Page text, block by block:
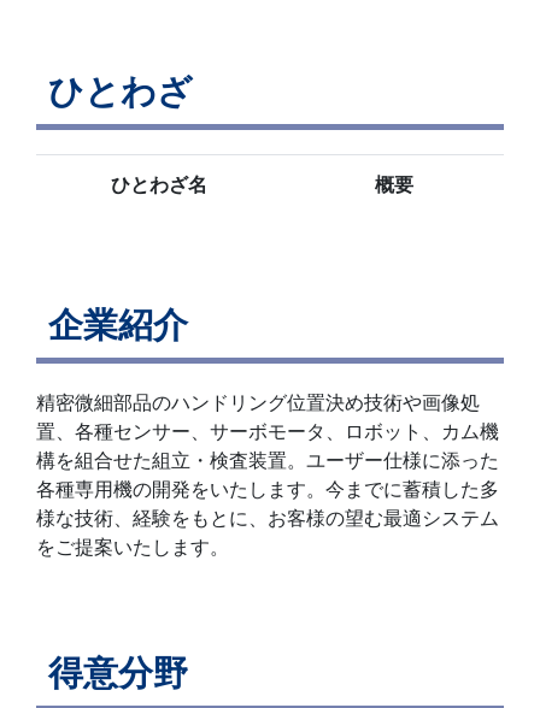
ひとわざ
ひとわざ名 概要
企業紹介
精密微細部品のハンドリング位置決め技術や画像処
置、各種センサー、サーボモータ、ロボット、カム機
構を組合せた組立・検査装置。ユーザー仕様に添った
各種専用機の開発をいたします。今までに蓄積した多
様な技術、経験をもとに、お客様の望む最適システム
をご提案いたします。
得意分野